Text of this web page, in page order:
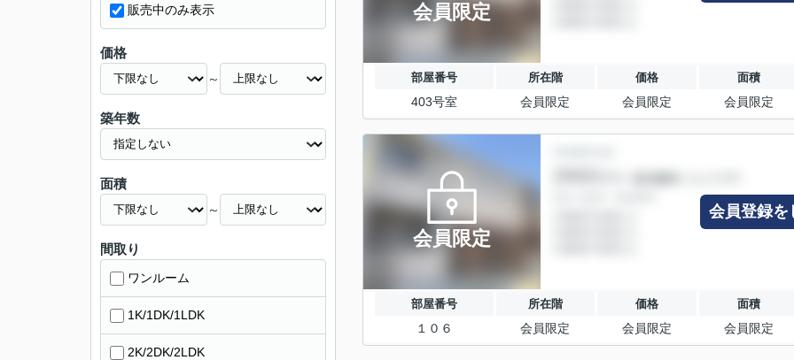
会員限定
部屋番号 所在階 価格 面積
403号室 会員限定 会員限定 会員限定
会員限定
会員登録を
部屋番号 所在階 価格 面積
１０６ 会員限定 会員限定 会員限定
販売中のみ表示
価格
～
築年数
面積
～
間取り
ワンルーム
1K/1DK/1LDK
2K/2DK/2LDK